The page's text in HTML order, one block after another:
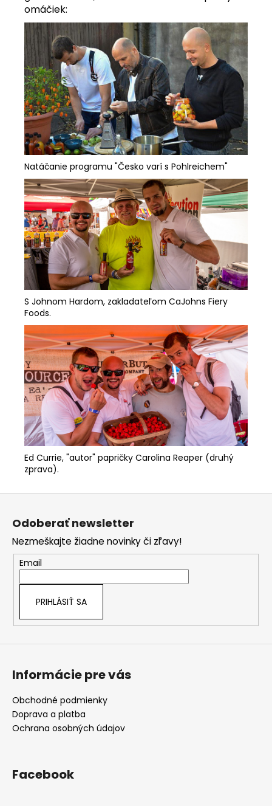
omáčiek:
Natáčanie programu "Česko varí s Pohlreichem"
S Johnom Hardom, zakladateľom CaJohns Fiery
Foods.
Ed Currie, "autor" papričky Carolina Reaper (druhý
zprava).
Z
Odoberať newsletter
Nezmeškajte žiadne novinky či zľavy!
Email
PRIHLÁSIŤ SA
Informácie pre vás
Obchodné podmienky
Doprava a platba
Ochrana osobných údajov
Facebook